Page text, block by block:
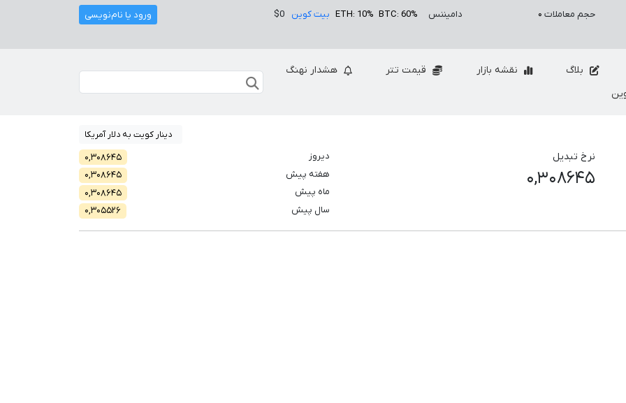
حجم معاملات ۰ دامیننس BTC: 60%
ETH: 10% بیت کوین $0 ورود یا نام‌نویسی
بلاگ نقشه بازار قیمت تتر
هشدار نهنگ
دینار کویت به دلار آمریکا
نرخ تبدیل
۰,۳۰۸۶۴۵
دیروز
۰,۳۰۸۶۴۵
هفته پیش
۰,۳۰۸۶۴۵
ماه پیش
۰,۳۰۸۶۴۵
سال پیش
۰,۳۰۵۵۲۶